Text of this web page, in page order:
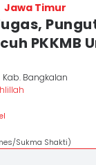
Jawa Timur
PKKMB
Kab. Bangkalan
Sukma Shakti)